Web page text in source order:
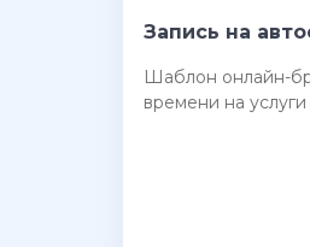
Запись на
Шаблон онлайн-
времени на